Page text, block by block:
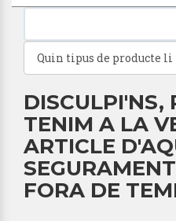
DISCULPI'NS,
TENIM A LA
ARTICLE
FORA DE